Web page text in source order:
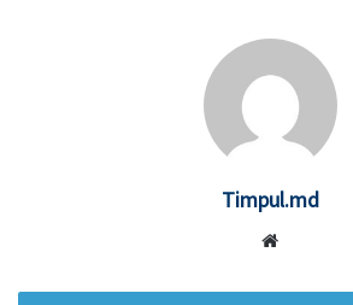
Timpul.md